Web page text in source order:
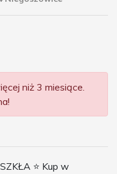
niż 3 miesiące.
⭐️ Kup w